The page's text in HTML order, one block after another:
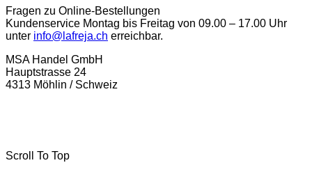
Fragen zu Online-Bestellungen
Kundenservice Montag bis Freitag von 09.00 – 17.00 Uhr
unter info@lafreja.ch erreichbar.
MSA Handel GmbH
Hauptstrasse 24
4313 Möhlin / Schweiz
Scroll To Top